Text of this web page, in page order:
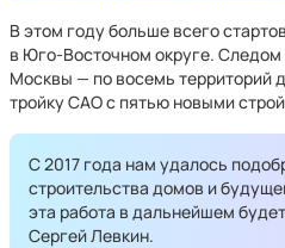
В этом году больше всего
в Юго-Восточном округе. Следом
Москвы — по восемь территорий
тройку САО с пятью новыми
С 2017 года нам удалось
строительства домов и
эта работа в дальнейшем
Сергей Левкин.